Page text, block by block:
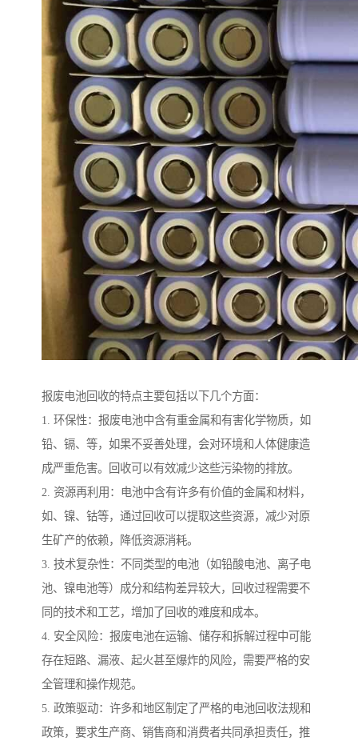
报废电池回收的特点主要包括以下几个方面：
1. 环保性：报废电池中含有重金属和有害化学物质，如
铅、镉、等，如果不妥善处理，会对环境和人体健康造
成严重危害。回收可以有效减少这些污染物的排放。
2. 资源再利用：电池中含有许多有价值的金属和材料，
如、镍、钴等，通过回收可以提取这些资源，减少对原
生矿产的依赖，降低资源消耗。
3. 技术复杂性：不同类型的电池（如铅酸电池、离子电
池、镍电池等）成分和结构差异较大，回收过程需要不
同的技术和工艺，增加了回收的难度和成本。
4. 安全风险：报废电池在运输、储存和拆解过程中可能
存在短路、漏液、起火甚至爆炸的风险，需要严格的安
全管理和操作规范。
5. 政策驱动：许多和地区制定了严格的电池回收法规和
政策，要求生产商、销售商和消费者共同承担责任，推